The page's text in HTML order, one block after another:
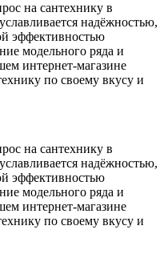
на сантехнику в
надёжностью,
эффективностью
модельного ряда и
интернет-магазине
по своему вкусу и
на сантехнику в
надёжностью,
эффективностью
модельного ряда и
интернет-магазине
по своему вкусу и